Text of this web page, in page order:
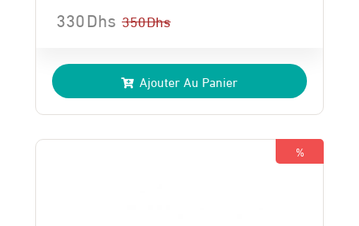
350Dhs
prix
initial
était :
350 Dhs.
330Dhs
prix
actuel
est :
330 Dhs.
Ajouter Au Panier
%